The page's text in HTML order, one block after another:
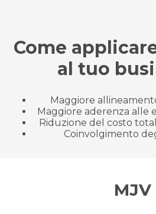
Come
al tuo
Maggiore
Maggiore aderenza alle
Riduzione del costo
Coinvolgimento
MJV